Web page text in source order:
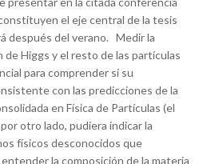
el eje central de la tesis
después del verano. Medir la
Higgs y el resto de las partículas
para comprender si su
con las predicciones de la
en Física de Partículas (el
otro lado, pudiera indicar la
físicos desconocidos que
la composición de la materia